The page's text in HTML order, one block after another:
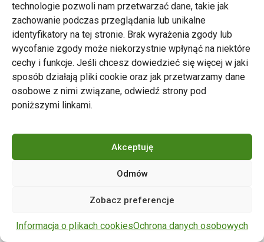
technologie pozwoli nam przetwarzać dane, takie jak
zachowanie podczas przeglądania lub unikalne
identyfikatory na tej stronie. Brak wyrażenia zgody lub
wycofanie zgody może niekorzystnie wpłynąć na niektóre
cechy i funkcje. Jeśli chcesz dowiedzieć się więcej w jaki
sposób działają pliki cookie oraz jak przetwarzamy dane
osobowe z nimi związane, odwiedź strony pod
poniższymi linkami.
Akceptuję
Odmów
Zobacz preferencje
Informacja o plikach cookiesOchrona danych osobowych
Zarząd Transportu Miejskiego w Poznaniu
Napisz do nas
tel. 61 646 33 44
ul. Matejki 59, 60-770 Poznań
zastrzeżone.